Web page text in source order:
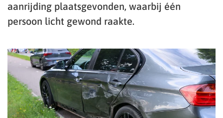
aanrijding plaatsgevonden, waarbij één
persoon licht gewond raakte.